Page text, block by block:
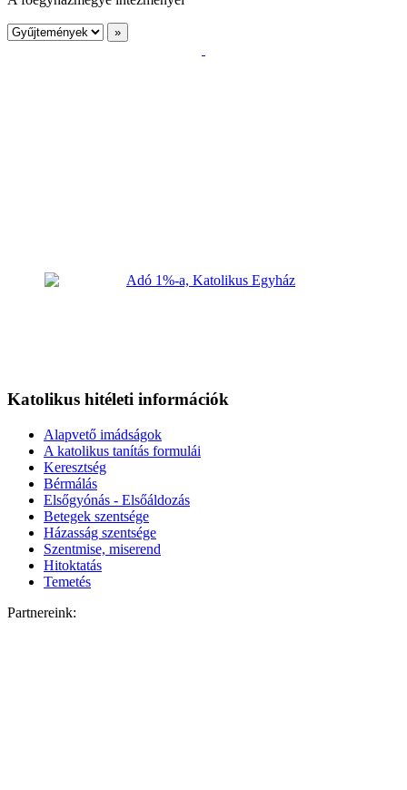
Katolikus hitéleti információk
Alapvető imádságok
A katolikus tanítás formulái
Keresztség
Bérmálás
Elsőgyónás - Elsőáldozás
Betegek szentsége
Házasság szentsége
Szentmise, miserend
Hitoktatás
Temetés
Partnereink: